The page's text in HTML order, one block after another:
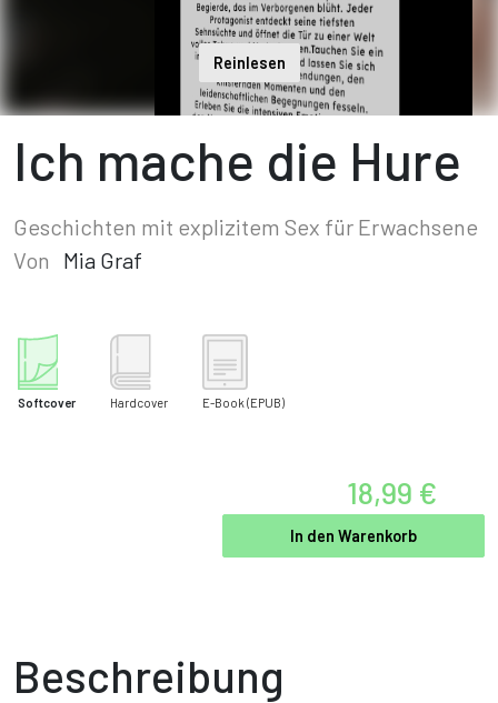
Reinlesen
Ich mache die Hure
Geschichten mit explizitem Sex für Erwachsene
Von
Mia Graf
Softcover Hardcover E-Book (EPUB)
18,99 €
In den Warenkorb
Beschreibung